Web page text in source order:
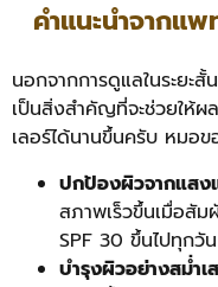
คำแนะนำจากแ
นอกจากการดูแลในระยะ
เป็นสิ่งสำคัญที่จะช่วยให้
เลอร์ได้นานขึ้นครับ หมอข
ปกป้องผิวจากแส
สภาพเร็วขึ้นเมื่อสั
SPF 30 ขึ้นไปทุกวัน
บำรุงผิวอย่างสม่ำเ